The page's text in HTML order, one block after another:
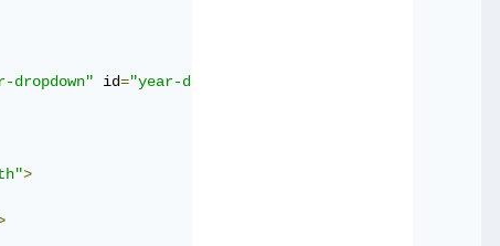
dropdown" id="year-dropdown"
>